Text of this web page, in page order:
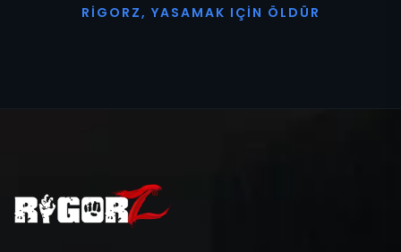
R I G O R Z, YASAMAK I ÇI N Ö L D Ü R